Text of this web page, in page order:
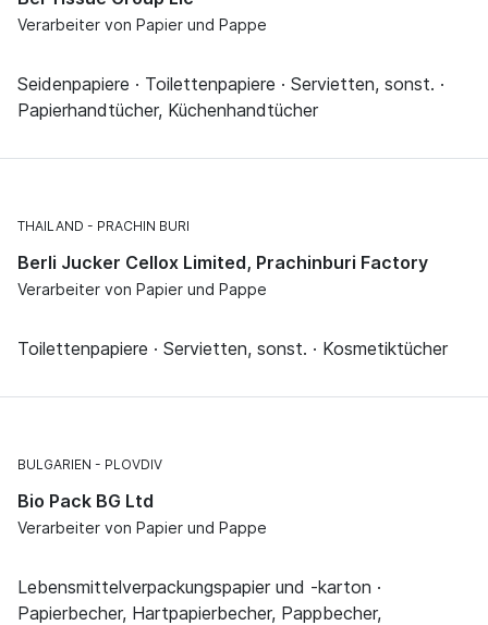
Verarbeiter von Papier und Pappe
Seidenpapiere · Toilettenpapiere · Servietten, sonst. ·
Papierhandtücher, Küchenhandtücher
THAILAND PRACHIN BURI
Berli Jucker Cellox Limited, Prachinburi Factory
Verarbeiter von Papier und Pappe
Toilettenpapiere · Servietten, sonst. · Kosmetiktücher
BULGARIEN PLOVDIV
Bio Pack BG Ltd
Verarbeiter von Papier und Pappe
Lebensmittelverpackungspapier und -karton ·
Papierbecher, Hartpapierbecher, Pappbecher,